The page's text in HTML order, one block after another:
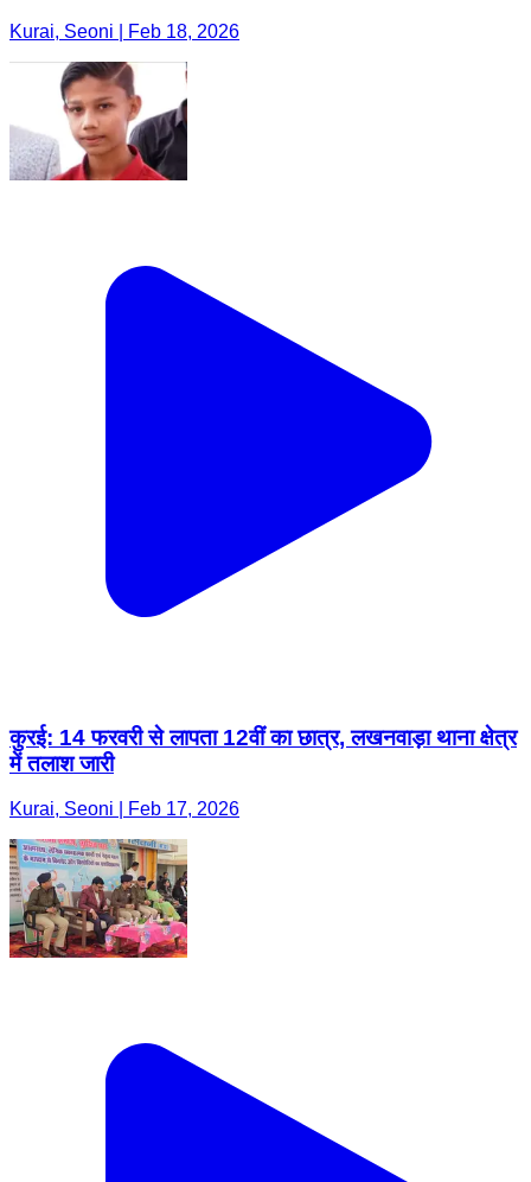
Kurai, Seoni | Feb 18, 2026
कुरई: 14 फरवरी से लापता 12वीं का छात्र, लखनवाड़ा थाना क्षेत्र
में तलाश जारी
Kurai, Seoni | Feb 17, 2026